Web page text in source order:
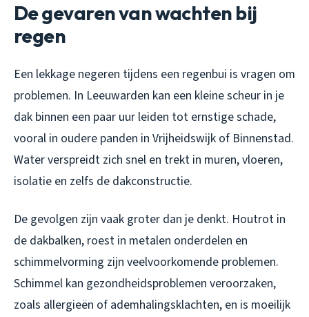
De gevaren van wachten bij
regen
Een lekkage negeren tijdens een regenbui is vragen om
problemen. In Leeuwarden kan een kleine scheur in je
dak binnen een paar uur leiden tot ernstige schade,
vooral in oudere panden in Vrijheidswijk of Binnenstad.
Water verspreidt zich snel en trekt in muren, vloeren,
isolatie en zelfs de dakconstructie.
De gevolgen zijn vaak groter dan je denkt. Houtrot in
de dakbalken, roest in metalen onderdelen en
schimmelvorming zijn veelvoorkomende problemen.
Schimmel kan gezondheidsproblemen veroorzaken,
zoals allergieën of ademhalingsklachten, en is moeilijk